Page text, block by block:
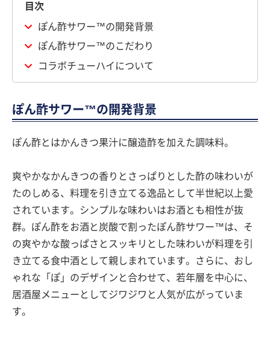
目次
ぽん酢サワー™の開発背景
ぽん酢サワー™のこだわり
コラボチューハイについて
ぽん酢サワー™の開発背景
ぽん酢とはかんきつ果汁に醸造酢を加えた調味料。
爽やかなかんきつの香りとさっぱりとした酢の味わいが
たのしめる、料理を引き立てる逸品として半世紀以上愛
されています。シンプルな味わいはお酒とも相性が抜
群。ぽん酢をお酒と炭酸で割ったぽん酢サワー™は、そ
の爽やかな酸っぱさとスッキリとした味わいが料理を引
き立てる食中酒として親しまれています。さらに、おし
ゃれな「ぽ」のデザインと合わせて、若年層を中心に、
居酒屋メニューとしてジワジワと人気が広がっていま
す。